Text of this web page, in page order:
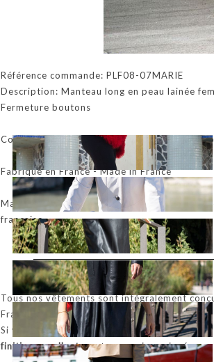
Référence commande: PLF08-07MARIE
Description: Manteau long en peau lainée
Fermeture boutons
Couleur: Agneau de toscane syrope
Fabriqué en France - Made in France
Manteau, veste, blouson, perfecto,
française
Tous nos vêtements sont intégralement
France.
Si vous le souhaitez, ils peuvent être réalisés
finition excellentes, et un service soigné.